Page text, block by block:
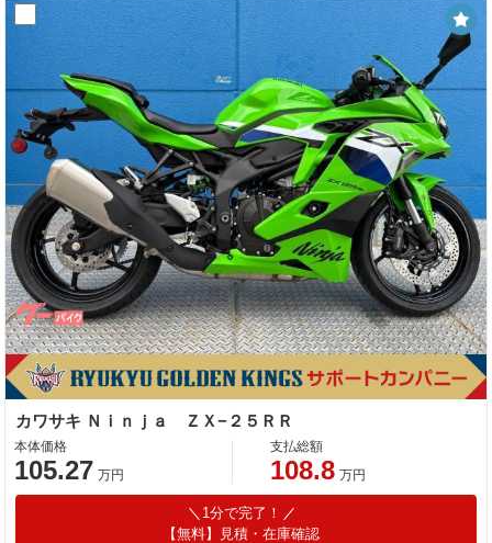
カワサキ Ｎｉｎｊａ ＺＸ−２５ＲＲ
本体価格
105.27 万円
支払総額
108.8 万円
1分で完了！
【無料】見積・在庫確認